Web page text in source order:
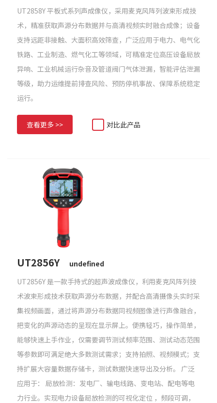
UT2858Y 平板式系列声成像仪，采用麦克风阵列波束形成技
术，精准获取声源分布数据并与高清视频实时融合成像；设备
支持远距非接触、大面积高效筛查，广泛应用于电力、电气化
铁路、工业制造、燃气化工等领域，可精准定位高压设备局放
异响、工业机械运行杂音及管道阀门气体泄漏，智能评估泄漏
等级，助力运维提前排查风险、预防停机事故、保障系统稳定
运行。
查看更多 >> 对比此产品
UT2856Y
undefined
UT2856Y 是一款手持式的超声波成像仪，利用麦克风阵列技
术波束形成技术获取声源分布数据，并配合高清摄像头实时采
集视频画面，通过将声源分布数据同视频图像进行声像融合，
把变化的声源动态的呈现在显示屏上。便携轻巧，操作简单，
能够快速上手作业，仅需要调节测试频率范围、测试动态范围
等参数即可满足绝大多数测试需求；支持拍照、视频模式；支
持扩展大容量数据存储卡，测试数据快速导出及分析。 广泛
应用于： 局放检测：发电厂、输电线路、变电站、配电等电
力行业。实现电力设备局放检测的可视化定位 ，频段可调，